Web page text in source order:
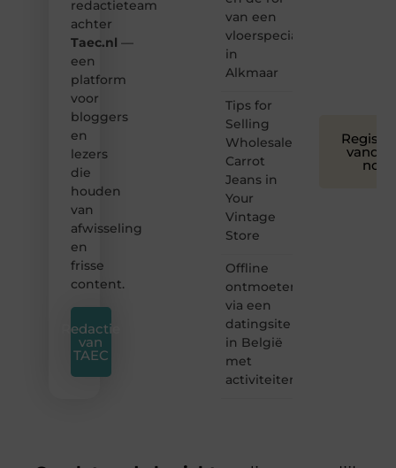
redactieteam
achter
Taec.nl —
een
platform
voor
bloggers
en
lezers
die
houden
van
afwisseling
en
frisse
content.
Redactie
van
TAEC
van een
vloerspecialist
in
Alkmaar
Tips for
Selling
Wholesale
Carrot
Jeans in
Your
Vintage
Store
Offline
ontmoeten
via een
datingsite
in België
met
activiteiten
nog